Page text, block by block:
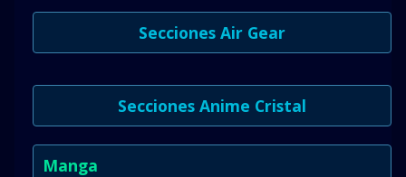
Secciones Air Gear
Secciones Anime Cristal
Manga